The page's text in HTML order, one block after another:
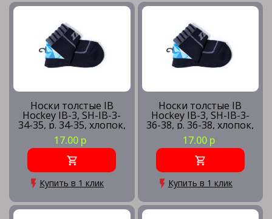
Носки толстые IB
Hockey IB-3, SH-IB-3-
34-35, р. 34-35, хлопок,
поликолон, нейлон,
эластан,темно-син
17.00 р
Купить в 1 клик
Носки толстые IB
Hockey IB-3, SH-IB-3-
36-38, р. 36-38, хлопок,
поликолон, нейлон,
эластан,темно-сини
17.00 р
Купить в 1 клик